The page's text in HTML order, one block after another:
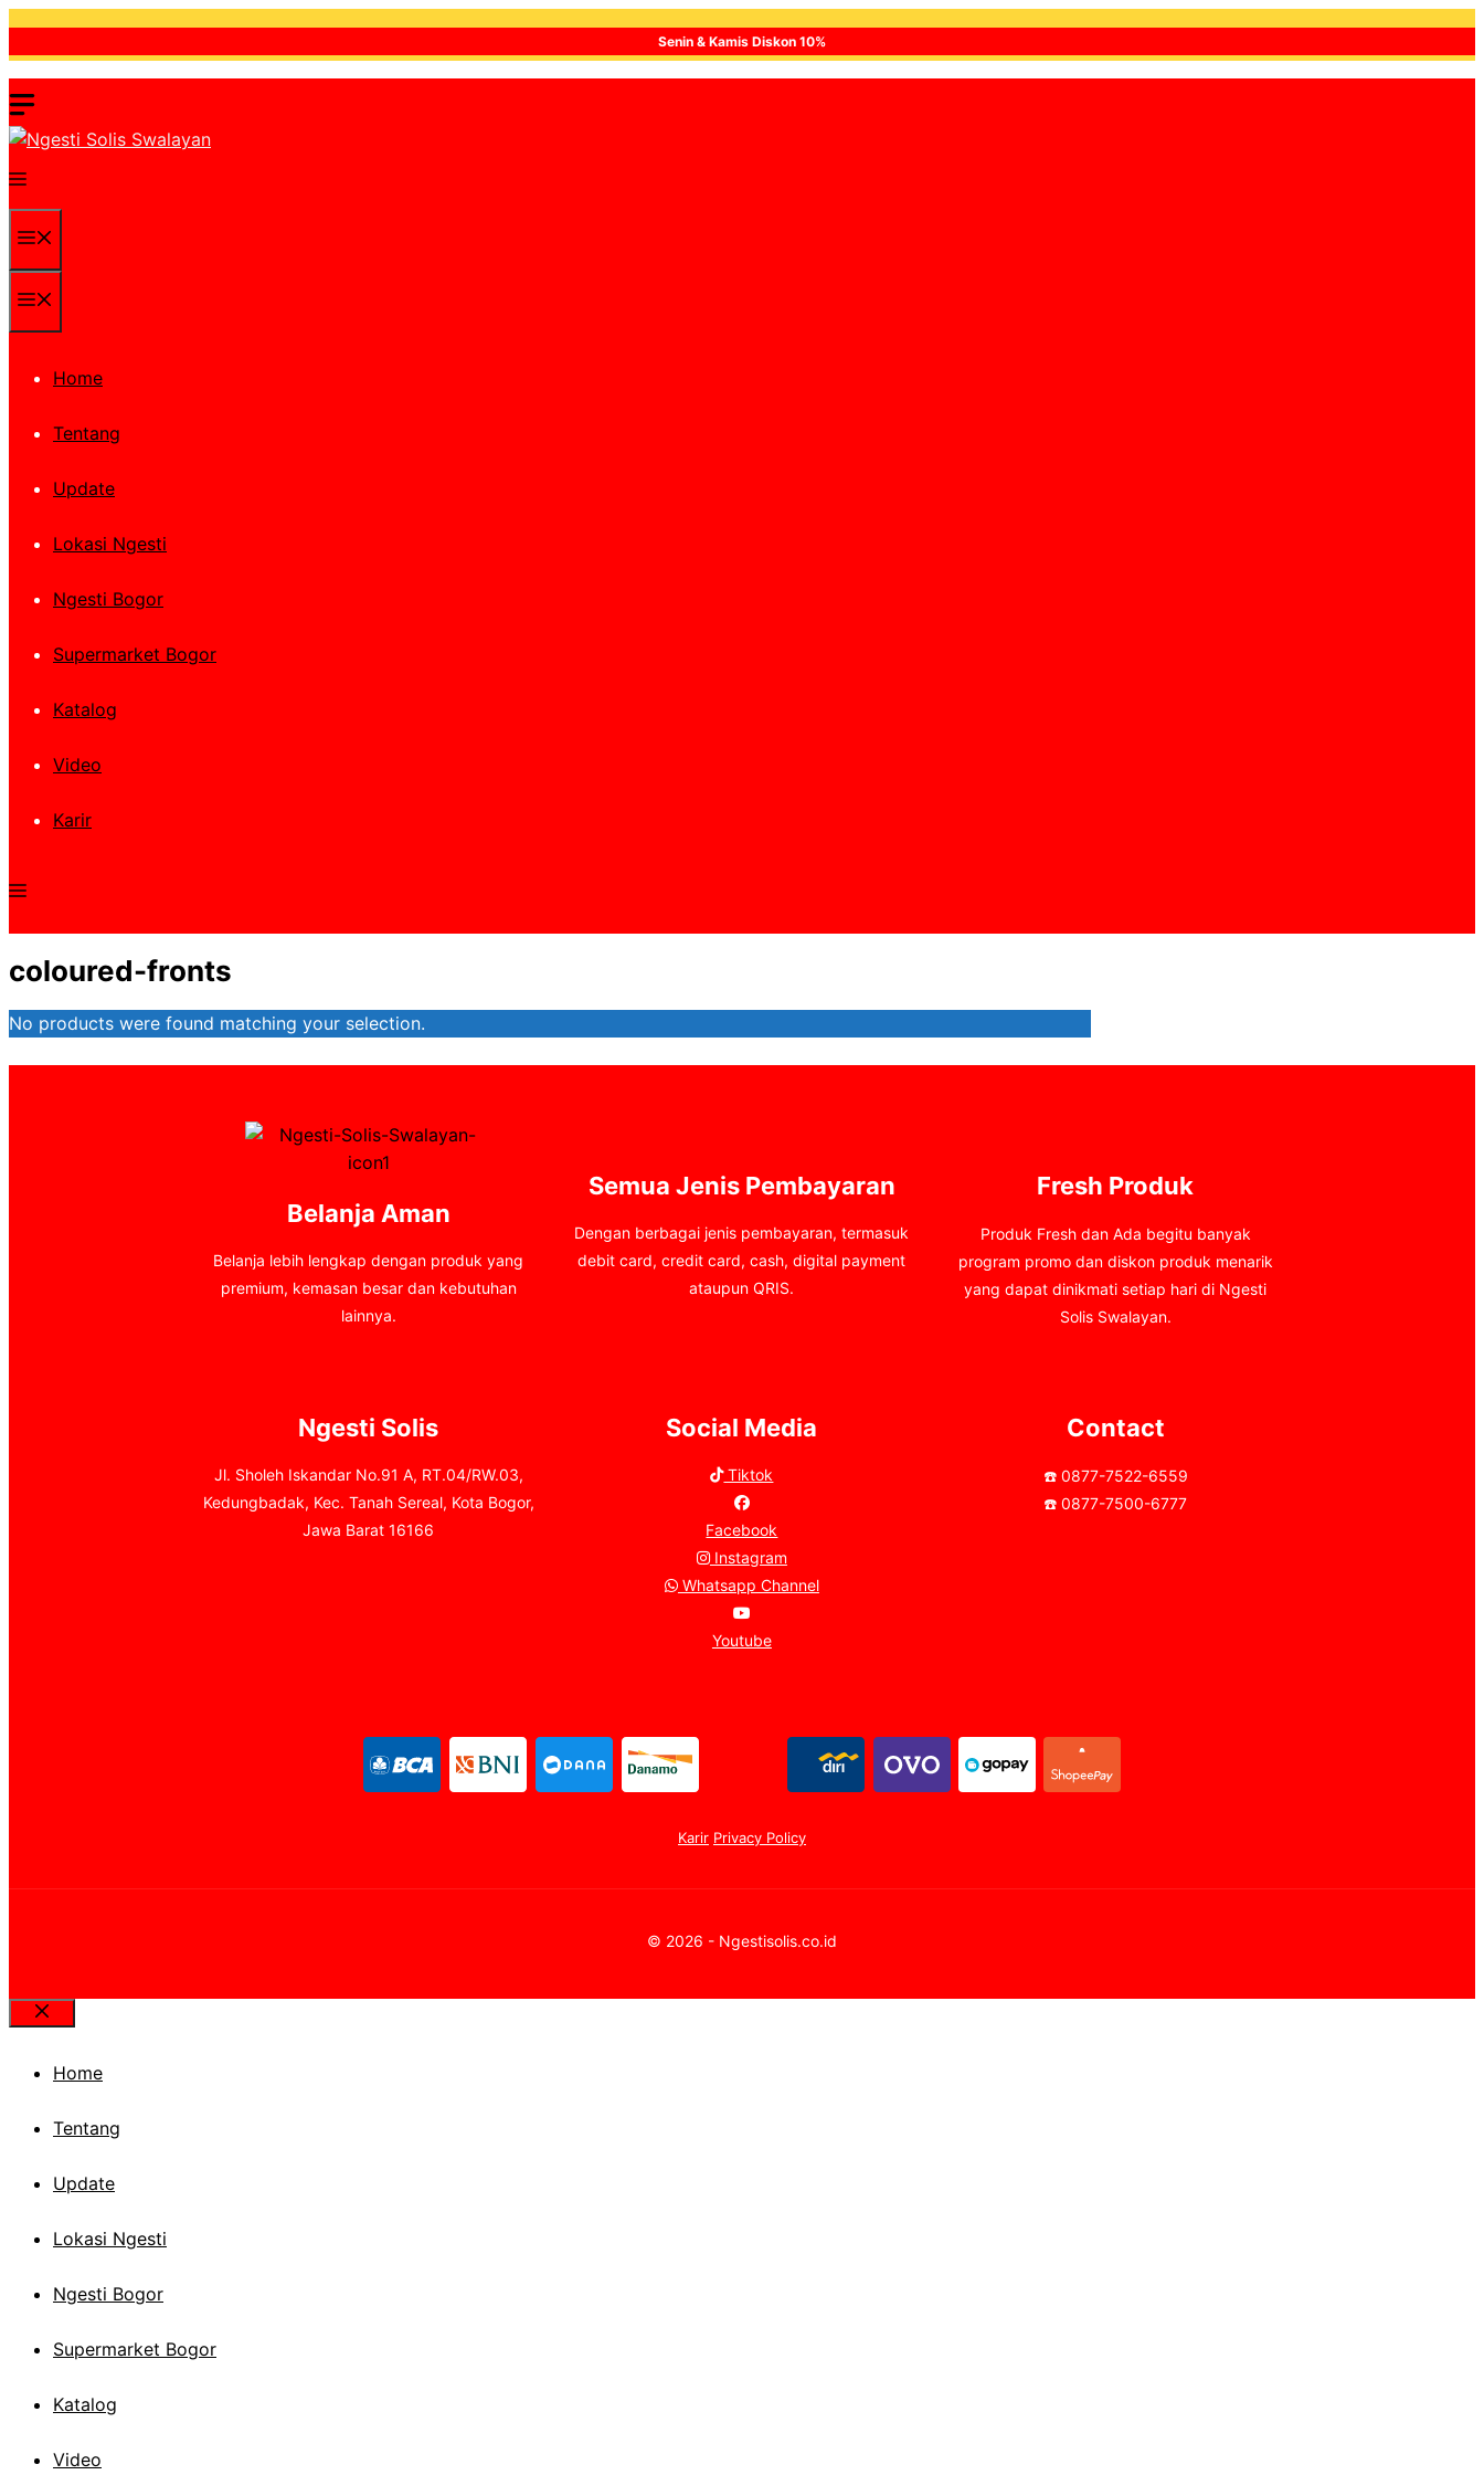
content
Senin & Kamis Diskon 10%
Home
Tentang
Update
Lokasi Ngesti
Ngesti Bogor
Supermarket Bogor
Katalog
Video
Karir
coloured-fronts
No products were found matching your selection.
Belanja Aman
Belanja lebih lengkap dengan produk yang
premium, kemasan besar dan kebutuhan
lainnya.
Semua Jenis Pembayaran
Dengan berbagai jenis pembayaran, termasuk
debit card, credit card, cash, digital payment
ataupun QRIS.
Fresh Produk
Produk Fresh dan Ada begitu banyak
program promo dan diskon produk menarik
yang dapat dinikmati setiap hari di Ngesti
Solis Swalayan.
Ngesti Solis
Jl. Sholeh Iskandar No.91 A, RT.04/RW.03,
Kedungbadak, Kec. Tanah Sereal, Kota Bogor,
Jawa Barat 16166
Social Media
Tiktok
Facebook
Instagram
Whatsapp Channel
Youtube
Contact
☎️ 0877-7522-6559
☎️ 0877-7500-6777
Karir Privacy Policy
© 2026 - Ngestisolis.co.id
Close
Home
Tentang
Update
Lokasi Ngesti
Ngesti Bogor
Supermarket Bogor
Katalog
Video